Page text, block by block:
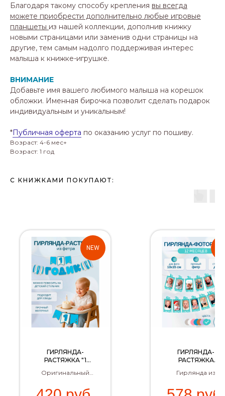
Благодаря такому способу крепления вы всегда
можете приобрести дополнительно любые игровые
планшеты из нашей коллекции, дополнив книжку
новыми страницами или заменив одни страницы на
другие, тем самым надолго поддерживая интерес
малыша к книжке-игрушке.
ВНИМАНИЕ
Добавьте имя вашего любимого малыша на корешок
обложки. Именная бирочка позволит сделать подарок
индивидуальным и уникальным!
*Публичная оферта по оказанию услуг по пошиву.
Возраст: 4-6 мес+
Возраст: 1 год
С КНИЖКАМИ ПОКУПАЮТ:
NEW
ГИРЛЯНДА-
РАСТЯЖКА "1
Оригинальный
день рождения
ГИРЛЯНДА-
РАСТЯЖКА
МЕСЯЦЕВ"
Гирлянда из
месяцев –